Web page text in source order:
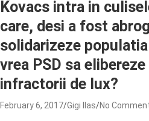
Kovacs intra in
care, desi a fost
solidarizeze
vrea PSD sa
infractorii de lux?
February 6, 2017 Gigi Ilas No